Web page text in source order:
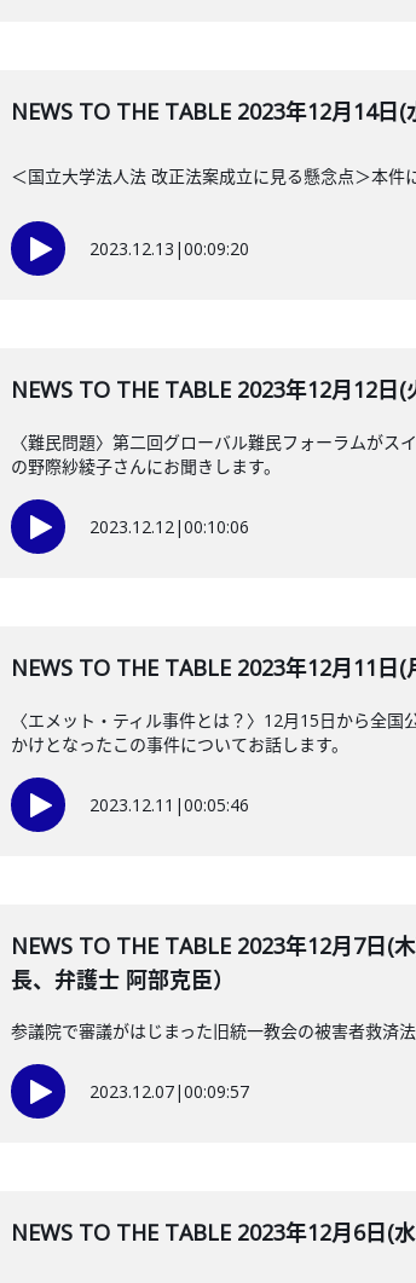
NEWS TO THE TABLE 2023年12月14
＜国立大学法人法 改正法案成立に見る懸念点＞本件
2023.12.13 |00:09:20
NEWS TO THE TABLE 2023年12月12
〈難民問題〉第二回グローバル難民フォーラムが
の野際紗綾子さんにお聞きします。
2023.12.12|00:10:06
NEWS TO THE TABLE 2023年12月11日
〈エメット・ティル事件とは？〉12月15日から全
かけとなったこの事件についてお話します。
2023.12.11 |00:05:46
NEWS TO THE TABLE 2023年12月7日(
長、弁護士 阿部克臣）
参議院で審議がはじまった旧統一教会の被害者救済
2023.12.07|00:09:57
NEWS TO THE TABLE 2023年12月6日(